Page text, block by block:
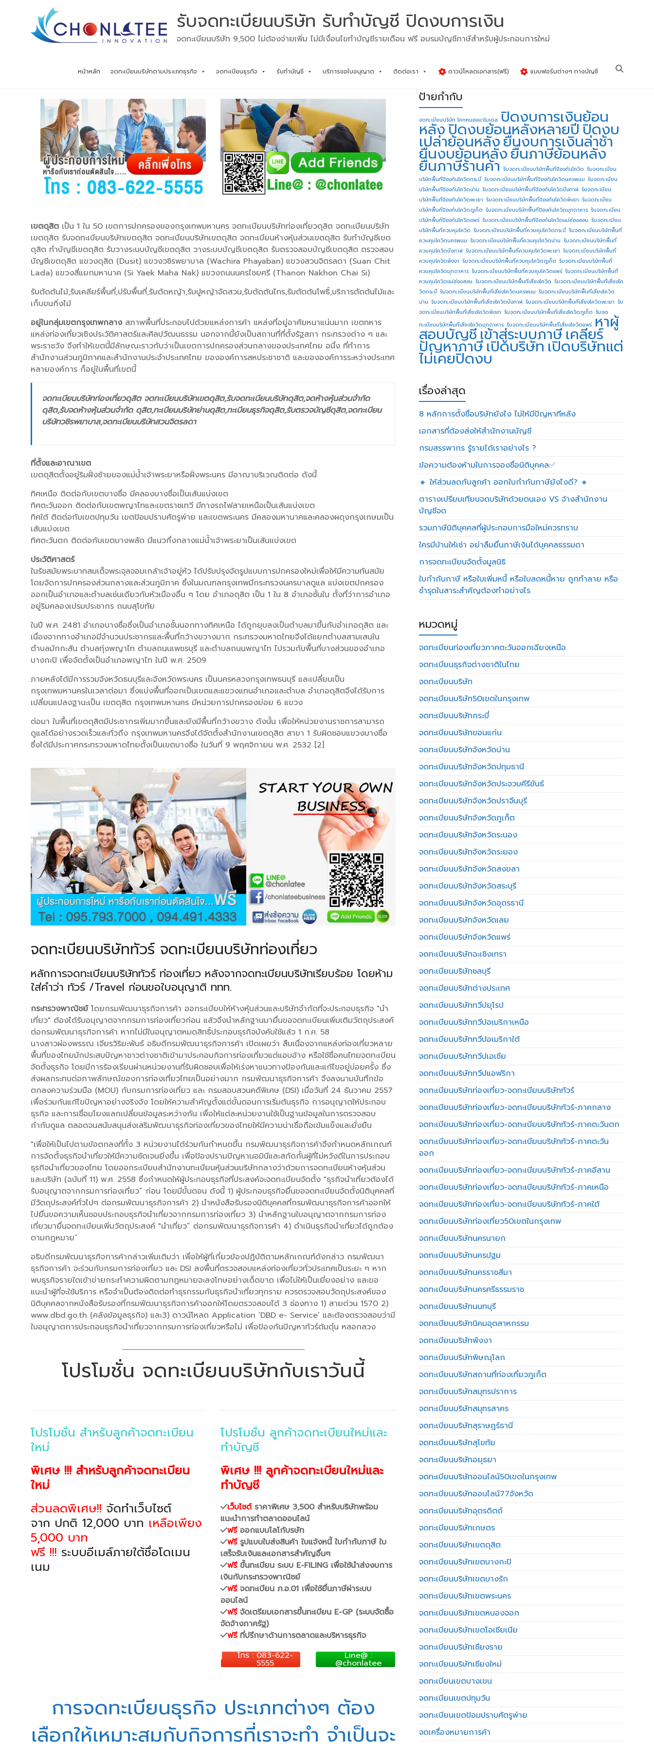
รับจดทะเบียนบริษัท รับทำบัญชี ปิดงบการเงิน
จดทะเบียนบริษัท 9,500 ไม่ต้องจ่ายเพิ่ม ไม่มีเงื่อนไขทำบัญชีรายเดือน ฟรี อบรมบัญชีภาษีสำหรับผู้ประกอบการใหม่
หน้าหลัก จดทะเบียนบริษัทตามประเภทธุรกิจ จดทะเบียนธุรกิจ รับทำบัญชี บริการขอใบอนุญาต ติดต่อเรา ดาวน์โหลดเอกสาร(ฟรี) แบบฟอร์มต่างๆ ทางบัญชี
เขตดุสิต เป็น 1 ใน 50 เขตการปกครองของกรุงเทพมหานคร จดทะเบียนบริษัทท่องเที่ยวดุสิต จดทะเบียนบริษัท
เขตดุสิต รับจดทะเบียนบริษัทเขตดุสิต จดทะเบียนบริษัทเขตดุสิต จดทะเบียนห้างหุ้นส่วนเขตดุสิต รับทำบัญชีเขต
ดุสิต ทำบัญชีเขตดุสิต รับวางระบบบัญชีเขตดุสิต วางระบบบัญชีเขตดุสิต รับตรวจสอบบัญชีเขตดุสิต ตรวจสอบ
บัญชีเขตดุสิต แขวงดุสิต (Dusit) แขวงวชิรพยาบาล (Wachira Phayaban) แขวงสวนจิตรลดา (Suan Chit
Lada) แขวงสี่แยกมหานาค (Si Yaek Maha Nak) แขวงถนนนครไชยศรี (Thanon Nakhon Chai Si)
รับตัดต้นไม้,รับเคลียร์พื้นที่,ปรับพื้นที่,รับตัดหญ้า,รับปูหญ้าจัดสวน,รับตัดต้นไทร,รับตัดต้นโพธิ์,บริการตัดต้นไม้และ
เก็บขนกิ่งไม้
อยู่ในกลุ่มเขตกรุงเทพกลางสภาพพื้นที่ประกอบไปด้วยแหล่งการค้า แหล่งที่อยู่อาศัยหนาแน่นมาก เขตทหาร
แหล่งท่องเที่ยวเชิงประวัติศาสตร์และศิลปวัฒนธรรม นอกจากนี้ยังเป็นสถานที่ที่ตั้งรัฐสภา กระทรวงต่าง ๆ และ
พระราชวัง จึงทำให้เขตนี้มีลักษณะราวกับว่าเป็นเขตการปกครองส่วนกลางของประเทศไทย อนึ่ง ที่ทำการ
สำนักงานส่วนภูมิภาคและสำนักงานประจำประเทศไทย ขององค์การสหประชาชาติ และขององค์การระหว่างประเทศ
หลายองค์การ ก็อยู่ในพื้นที่เขตนี้
จดทะเบียนบริษัทท่องเที่ยวดุสิต จดทะเบียนบริษัทเขตดุสิต,รับจดทะเบียนบริษัทดุสิต,จดห้างหุ้นส่วนจำกัด
ดุสิต,รับจดห้างหุ้นส่วนจำกัด ดุสิต,ทะเบียนบริษัทย่านดุสิต,ทะเบียนธุรกิจดุสิต,รับตรวจบัญชีดุสิต,จดทะเบียน
บริษัทวชิรพยาบาล,จดทะเบียนบริษัทสวนจิตรลดา
ที่ตั้งและอาณาเขต
เขตดุสิตตั้งอยู่ริมฝั่งซ้ายของแม่น้ำเจ้าพระยาหรือฝั่งพระนคร มีอาณาบริเวณติดต่อ ดังนี้
ทิศเหนือ ติดต่อกับเขตบางซื่อ มีคลองบางซื่อเป็นเส้นแบ่งเขต
ทิศตะวันออก ติดต่อกับเขตพญาไทและเขตราชเทวี มีทางรถไฟสายเหนือเป็นเส้นแบ่งเขต
ทิศใต้ ติดต่อกับเขตปทุมวัน เขตป้อมปราบศัตรูพ่าย และเขตพระนคร มีคลองมหานาคและคลองผดุงกรุงเกษมเป็น
เส้นแบ่งเขต
ทิศตะวันตก ติดต่อกับเขตบางพลัด มีแนวกึ่งกลางแม่น้ำเจ้าพระยาเป็นเส้นแบ่งเขต
ประวัติศาสตร์
ในรัชสมัยพระบาทสมเด็จพระจุลจอมเกล้าเจ้าอยู่หัว ได้ปรับปรุงจัดรูปแบบการปกครองใหม่เพื่อให้มีความทันสมัย
โดยจัดการปกครองส่วนกลางและส่วนภูมิภาค ซึ่งในมณฑลกรุงเทพมีกระทรวงนครบาลดูแล แบ่งเขตปกครอง
ออกเป็นอำเภอและตำบลเช่นเดียวกับหัวเมืองอื่น ๆ โดย อำเภอดุสิต เป็น 1 ใน 8 อำเภอชั้นใน ตั้งที่ว่าการอำเภอ
อยู่ริมคลองเปรมประชากร ถนนสุโขทัย
ในปี พ.ศ. 2481 อำเภอบางซื่อซึ่งเป็นอำเภอชั้นนอกทางทิศเหนือ ได้ถูกยุบลงเป็นตำบลมาขึ้นกับอำเภอดุสิต และ
เนื่องจากทางอำเภอมีจำนวนประชากรและพื้นที่กว้างขวางมาก กระทรวงมหาดไทยจึงได้แยกตำบลสามเสนใน
ตำบลมักกะสัน ตำบลทุ่งพญาไท ตำบลถนนเพชรบุรี และตำบลถนนพญาไท ไปรวมกับพื้นที่บางส่วนของอำเภอ
บางกะปิ เพื่อจัดตั้งเป็นอำเภอพญาไท ในปี พ.ศ. 2509
ภายหลังได้มีการรวมจังหวัดธนบุรีและจังหวัดพระนคร เป็นนครหลวงกรุงเทพธนบุรี และเปลี่ยนเป็น
กรุงเทพมหานครในเวลาต่อมา ซึ่งแบ่งพื้นที่ออกเป็นเขตและแขวงแทนอำเภอและตำบล อำเภอดุสิตจึงได้รับการ
เปลี่ยนแปลงฐานะเป็น เขตดุสิต กรุงเทพมหานคร มีหน่วยการปกครองย่อย 6 แขวง
ต่อมา ในพื้นที่เขตดุสิตมีประชากรเพิ่มมากขึ้นและยังมีพื้นที่กว้างขวาง ดังนั้น เพื่อให้หน่วยงานราชการสามารถ
ดูแลได้อย่างรวดเร็วและทั่วถึง กรุงเทพมหานครจึงได้จัดตั้งสำนักงานเขตดุสิต สาขา 1 รับผิดชอบแขวงบางซื่อ
ซึ่งได้มีประกาศกระทรวงมหาดไทยตั้งเป็นเขตบางซื่อ ในวันที่ 9 พฤศจิกายน พ.ศ. 2532 [2]
จดทะเบียนบริษัททัวร์ จดทะเบียนบริษัทท่องเที่ยว
หลักการจดทะเบียนบริษัททัวร์ ท่องเที่ยว หลังจากจดทะเบียนบริษัทเรียบร้อย โดยห้าม
ใส่คำว่า ทัวร์ /Travel ก่อนขอใบอนุญาติ ททท.
กระทรวงพาณิชย์โดยกรมพัฒนาธุรกิจการค้า ออกระเบียบให้ห้างหุ้นส่วนและบริษัทจำกัดที่จะประกอบธุรกิจ "นำ
เที่ยว" ต้องได้รับอนุญาตจากกรมการท่องเที่ยวก่อน แล้วจึงนำหลักฐานมายื่นขอจดทะเบียนเพิ่มเติมวัตถุประสงค์
ต่อกรมพัฒนาธุรกิจการค้า หากไม่มีใบอนุญาตหมดสิทธิ์ประกอบธุรกิจบังคับใช้แล้ว 1 ก.ค. 58
นางสาวผ่องพรรณ เจียรวิริยะพันธ์ อธิบดีกรมพัฒนาธุรกิจการค้า เปิดเผยว่า สืบเนื่องจากแหล่งท่องเที่ยวหลาย
พื้นที่ของไทยมักประสบปัญหาชาวต่างชาติเข้ามาประกอบกิจการท่องเที่ยวแต่แอบอ้าง หรือใช้ชื่อคนไทยจดทะเบียน
จัดตั้งธุรกิจ โดยมีการร้องเรียนผ่านหน่วยงานที่รับผิดชอบเพื่อให้เร่งหาแนวทางป้องกันและแก้ไขอยู่บ่อยครั้ง ซึ่ง
ส่งผลกระทบต่อภาพลักษณ์ของการท่องเที่ยวไทยเป็นอย่างมาก กรมพัฒนาธุรกิจการค้า จึงลงนามบันทึกข้อ
ตกลงความร่วมมือ (MOU) กับกรมการท่องเที่ยว และ กรมสอบสวนคดีพิเศษ (DSI) เมื่อวันที่ 24 ธันวาคม 2557
เพื่อร่วมกันแก้ไขปัญหาอย่างจริงจัง โดยให้ความสำคัญตั้งแต่ขั้นตอนการเริ่มต้นธุรกิจ การอนุญาตให้ประกอบ
ธุรกิจ และการเชื่อมโยงแลกเปลี่ยนข้อมูลระหว่างกัน เพื่อให้แต่ละหน่วยงานใช้เป็นฐานข้อมูลในการตรวจสอบ
กำกับดูแล ตลอดจนสนับสนุนส่งเสริมพัฒนาธุรกิจท่องเที่ยวของไทยให้มีความน่าเชื่อถือเข้มแข็งและยั่งยืน
"เพื่อให้เป็นไปตามข้อตกลงที่ทั้ง 3 หน่วยงานได้ร่วมกันกำหนดขึ้น กรมพัฒนาธุรกิจการค้าจึงกำหนดหลักเกณฑ์
การจัดตั้งธุรกิจนำเที่ยวให้มีความชัดเจนยิ่งขึ้น เพื่อป้องปรามปัญหานอมินีและสกัดกั้นผู้ที่ไม่หวังดีในการประกอบ
ธุรกิจนำเที่ยวของไทย โดยออกระเบียบสำนักงานทะเบียนหุ้นส่วนบริษัทกลางว่าด้วยการจดทะเบียนห้างหุ้นส่วน
และบริษัท (ฉบับที่ 11) พ.ศ. 2558 ซึ่งกำหนดให้ผู้ประกอบธุรกิจที่ประสงค์จะจดทะเบียนจัดตั้ง "ธุรกิจนำเที่ยวต้องได้
รับอนุญาตจากกรมการท่องเที่ยว” ก่อน โดยมีขั้นตอน ดังนี้ 1) ผู้ประกอบธุรกิจยื่นขอจดทะเบียนจัดตั้งนิติบุคคลที่
มีวัตถุประสงค์ทั่วไปๆ ต่อกรมพัฒนาธุรกิจการค้า 2) นำหนังสือรับรองนิติบุคคลที่กรมพัฒนาธุรกิจการค้าออกให้
ไปยื่นขอความเห็นชอบประกอบธุรกิจนำเที่ยวจากกรมการท่องเที่ยว 3) นำหลักฐานใบอนุญาตจากกรมการท่อง
เที่ยวมายื่นจดทะเบียนเพิ่มวัตถุประสงค์ "นำเที่ยว” ต่อกรมพัฒนาธุรกิจการค้า 4) ดำเนินธุรกิจนำเที่ยวได้ถูกต้อง
ตามกฎหมาย”
อธิบดีกรมพัฒนาธุรกิจการค้ากล่าวเพิ่มเติมว่า เพื่อให้ผู้ที่เกี่ยวข้องปฏิบัติตามหลักเกณฑ์ดังกล่าว กรมพัฒนา
ธุรกิจการค้า จะร่วมกับกรมการท่องเที่ยว และ DSI ลงพื้นที่ตรวจสอบแหล่งท่องเที่ยวทั่วประเทศเป็นระยะ ๆ หาก
พบธุรกิจรายใดเข้าข่ายกระทำความผิดตามกฎหมายจะลงโทษอย่างเด็ดขาด เพื่อไม่ให้เป็นเยี่ยงอย่าง และขอ
แนะนำผู้ที่จะใช้บริการ หรือจำเป็นต้องติดต่อทำธุรกรรมกับธุรกิจนำเที่ยวทุกราย ควรตรวจสอบวัตถุประสงค์ของ
นิติบุคคลจากหนังสือรับรองที่กรมพัฒนาธุรกิจการค้าออกให้โดยตรวจสอบได้ 3 ช่องทาง 1) สายด่วน 1570 2)
www.dbd.go.th (คลังข้อมูลธุรกิจ) และ3) ดาวน์โหลด Application ‘DBD e- Service’ และต้องตรวจสอบว่ามี
ใบอนุญาตการประกอบธุรกิจนำเที่ยวจากกรมการท่องเที่ยวหรือไม่ เพื่อป้องกันปัญหาทัวร์ต้มตุ๋น หลอกลวง
โปรโมชั่น จดทะเบียนบริษัทกับเราวันนี้
โปรโมชั่น สำหรับลูกค้าจดทะเบียน
ใหม่
พิเศษ !!! สำหรับลูกค้าจดทะเบียน
ใหม่
ส่วนลดพิเศษ!! จัดทำเว็บไซต์
จาก ปกติ 12,000 บาท เหลือเพียง
5,000 บาท
ฟรี !!! ระบบอีเมล์ภายใต้ชื่อโดเมน
เนม
โปรโมชั่น ลูกค้าจดทะเบียนใหม่และ
ทำบัญชี
พิเศษ !!! ลูกค้าจดทะเบียนใหม่และ
ทำบัญชี
เว็บไซต์ราคาพิเศษ 3,500 สำหรับบริษัทพร้อม
แนะนำการทำตลาดออนไลน์
ฟรีออกแบบโลโก้บรษัท
ฟรีรูปแบบใบส่งสินค้า ใบแจ้งหนี้ ใบกำกับภาษี ใบ
เสร็จรับเงินและเอกสารสำคัญอื่นๆ
ฟรีขึ้นทะเบียน ระบบ E-FILING เพื่อใช้นำส่งงบการ
เงินกับกระทรวงพาณิชย์
ฟรีจดทะเบียน ภ.อ.01 เพื่อใช้ยื่นภาษีผ่าระบบ
ออนไลน์
ฟรีจัดเตรียมเอกสารขึ้นทะเบียน E-GP (ระบบจัดซื้อ
จัดจ้างภาครัฐ)
ฟรีที่ปรึกษาด้านการตลาดและบริหารธุรกิจ
โทร : 083-622-
5555
Line@ :
@chonlatee
การจดทะเบียนธุรกิจ ประเภทต่างๆ ต้อง
เลือกให้เหมาะสมกับกิจการที่เราจะทำ จำเป็นจะ
ป้ายกำกับ
จดทะเบียนบริษัท โคกหนองนาโมเดล ปิดงบการเงินย้อน
หลังปิดงบย้อนหลังหลายปี ปิดงบ
เปล่าย้อนหลังยื่นงบการเงินล่าช้า
ยื่นงบย้อนหลังยื่นภาษีย้อนหลัง
ยื่นภาษีร้านค้า รับจดทะเบียนบริษัทพื้นทีป้องกันโควิด รับจดทะเบียน
บริษัทพื้นทีป้องกันโควิดกระบี่ รับจดทะเบียนบริษัทพื้นทีป้องกันโควิดนครพนม รับจดทะเบียน
บริษัทพื้นทีป้องกันโควิดน่าน รับจดทะเบียนบริษัทพื้นทีป้องกันโควิดบึงกาฬ รับจดทะเบียน
บริษัทพื้นทีป้องกันโควิดพะเยา รับจดทะเบียนบริษัทพื้นทีป้องกันโควิดพังงา รับจดทะเบียน
บริษัทพื้นทีป้องกันโควิดภูเก็ต รับจดทะเบียนบริษัทพื้นทีป้องกันโควิดมุกดาหาร รับจดทะเบียน
บริษัทพื้นทีป้องกันโควิดแพร่ รับจดทะเบียนบริษัทพื้นทีป้องกันโควิดแม่ฮ่องสอน รับจดทะเบียน
บริษัทพื้นที่ควบคุมโควิด รับจดทะเบียนบริษัทพื้นที่ควบคุมโควิดกระบี่ รับจดทะเบียนบริษัทพื้นที่
ควบคุมโควิดนครพนม รับจดทะเบียนบริษัทพื้นที่ควบคุมโควิดน่าน รับจดทะเบียนบริษัทพื้นที่
ควบคุมโควิดบึงกาฬ รับจดทะเบียนบริษัทพื้นที่ควบคุมโควิดพะเยา รับจดทะเบียนบริษัทพื้นที่
ควบคุมโควิดพังงา รับจดทะเบียนบริษัทพื้นที่ควบคุมโควิดภูเก็ต รับจดทะเบียนบริษัทพื้นที่
ควบคุมโควิดมุกดาหาร รับจดทะเบียนบริษัทพื้นที่ควบคุมโควิดแพร่ รับจดทะเบียนบริษัทพื้นที่
ควบคุมโควิดแม่ฮ่องสอน รับจดทะเบียนบริษัทพื้นที่เสี่ยงโควิด รับจดทะเบียนบริษัทพื้นที่เสี่ยงโค
วิดกระบี่ รับจดทะเบียนบริษัทพื้นที่เสี่ยงโควิดนครพนม รับจดทะเบียนบริษัทพื้นที่เสี่ยงโควิด
น่าน รับจดทะเบียนบริษัทพื้นที่เสี่ยงโควิดบึงกาฬ รับจดทะเบียนบริษัทพื้นที่เสี่ยงโควิดพะเยา รับ
จดทะเบียนบริษัทพื้นที่เสี่ยงโควิดพังงา รับจดทะเบียนบริษัทพื้นที่เสี่ยงโควิดภูเก็ต รับจด
ทะเบียนบริษัทพื้นที่เสี่ยงโควิดมุกดาหาร รับจดทะเบียนบริษัทพื้นที่เสี่ยงโควิดแพร่ หาผู้
สอบบัญชี เข้าสู่ระบบภาษี เคลียร์
ปัญหาภาษีเปิดบริษัทเปิดบริษัทแต่
ไม่เคยปิดงบ
เรื่องล่าสุด
8 หลักการตั้งชื่อบริษัทยังไง ไม่ให้มีปัญหาทีหลัง
เอกสารที่ต้องส่งให้สำนักงานบัญชี
กรมสรรพากร รู้รายได้เราอย่างไร ?
ข้อความต้องห้ามในการจองชื่อนิติบุคคล✅
🔸 ให้ส่วนลดกับลูกค้า ออกใบกำกับภาษียังไงดี? 🔸
ตารางเปรียบเทียบจดบริษัทด้วยตนเอง VS จ้างสำนักงาน
บัญชีจด
รวมภาษีนิติบุคคลที่ผู้ประกอบการมือใหม่ควรทราบ
ใครมีบ้านให้เช่า อย่าลืมยื่นภาษีเงินได้บุคคลธรรมดา
การจดทะเบียนจัดตั้งมูลนิธิ
ใบกำกับภาษี หรือใบเพิ่มหนี้ หรือใบลดหนี้หาย ถูกทำลาย หรือ
ชำรุดในสาระสำคัญต้องทำอย่างไร
หมวดหมู่
จดทะเบียนท่องเที่ยวภาคตะวันออกเฉียงเหนือ
จดทะเบียนธุรกิจต่างชาติในไทย
จดทะเบียนบริษัท
จดทะเบียนบริษัท50เขตในกรุงเทพ
จดทะเบียนบริษัทกระบี่
จดทะเบียนบริษัทขอนแก่น
จดทะเบียนบริษัทจังหวัดน่าน
จดทะเบียนบริษัทจังหวัดปทุมธานี
จดทะเบียนบริษัทจังหวัดประจวบคีรีขันธ์
จดทะเบียนบริษัทจังหวัดปราจีนบุรี
จดทะเบียนบริษัทจังหวัดภูเก็ต
จดทะเบียนบริษัทจังหวัดระนอง
จดทะเบียนบริษัทจังหวัดระยอง
จดทะเบียนบริษัทจังหวัดสงขลา
จดทะเบียนบริษัทจังหวัดสระบุรี
จดทะเบียนบริษัทจังหวัดอุดรธานี
จดทะเบียนบริษัทจังหวัดเลย
จดทะเบียนบริษัทจังหวัดแพร่
จดทะเบียนบริษัทฉะเชิงเทรา
จดทะเบียนบริษัทชลบุรี
จดทะเบียนบริษัทต่างประเทศ
จดทะเบียนบริษัททวีปยุโรป
จดทะเบียนบริษัททวีปอเมริกาเหนือ
จดทะเบียนบริษัททวีปอเมริกาใต้
จดทะเบียนบริษัททวีปเอเชีย
จดทะเบียนบริษัททวีปแอฟริกา
จดทะเบียนบริษัทท่องเที่ยว-จดทะเบียนบริษัททัวร์
จดทะเบียนบริษัทท่องเที่ยว-จดทะเบียนบริษัททัวร์-ภาคกลาง
จดทะเบียนบริษัทท่องเที่ยว-จดทะเบียนบริษัททัวร์-ภาคตะวันตก
จดทะเบียนบริษัทท่องเที่ยว-จดทะเบียนบริษัททัวร์-ภาคตะวัน
ออก
จดทะเบียนบริษัทท่องเที่ยว-จดทะเบียนบริษัททัวร์-ภาคอีสาน
จดทะเบียนบริษัทท่องเที่ยว-จดทะเบียนบริษัททัวร์-ภาคเหนือ
จดทะเบียนบริษัทท่องเที่ยว-จดทะเบียนบริษัททัวร์-ภาคใต้
จดทะเบียนบริษัทท่องเที่ยว50เขตในกรุงเทพ
จดทะเบียนบริษัทนครนายก
จดทะเบียนบริษัทนครปฐม
จดทะเบียนบริษัทนครราชสีมา
จดทะเบียนบริษัทนครศรีธรรมราช
จดทะเบียนบริษัทนนทบุรี
จดทะเบียนบริษัทนิคมอุตสาหกรรม
จดทะเบียนบริษัทพังงา
จดทะเบียนบริษัทพิษณุโลก
จดทะเบียนบริษัทสถานที่ท่องเที่ยวภูเก็ต
จดทะเบียนบริษัทสมุทรปราการ
จดทะเบียนบริษัทสมุทรสาคร
จดทะเบียนบริษัทสุราษฎร์ธานี
จดทะเบียนบริษัทสุโขทัย
จดทะเบียนบริษัทอยุธยา
จดทะเบียนบริษัทออนไลน์50เขตในกรุงเทพ
จดทะเบียนบริษัทออนไลน์77จังหวัด
จดทะเบียนบริษัทอุตรดิตถ์
จดทะเบียนบริษัทเกษตร
จดทะเบียนบริษัทเขตดุสิต
จดทะเบียนบริษัทเขตบางกะปิ
จดทะเบียนบริษัทเขตบางรัก
จดทะเบียนบริษัทเขตพระนคร
จดทะเบียนบริษัทเขตหนองจอก
จดทะเบียนบริษัทเขตโอเชียเนีย
จดทะเบียนบริษัทเชียงราย
จดทะเบียนบริษัทเชียงใหม่
จดทะเบียนเขตบางเขน
จดทะเบียนเขตปทุมวัน
จดทะเบียนเขตป้อมปราบศัตรูพ่าย
จดเครื่องหมายการค้า